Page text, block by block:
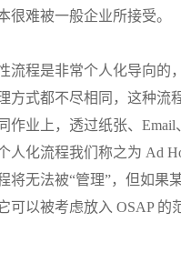
很难被一般企业所接受。
流程是非常个人化导向的
方式都不尽相同，这种流
作业上，透过纸张、
人化流程我们称之为 Ad
将无法被“管理”，但如果
可以被考虑放入 OSAP 的